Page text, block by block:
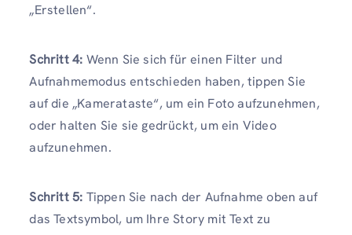
„Erstellen“.
Schritt 4: Wenn Sie sich für einen Filter und
Aufnahmemodus entschieden haben, tippen Sie
auf die „Kamerataste“, um ein Foto aufzunehmen,
oder halten Sie sie gedrückt, um ein Video
aufzunehmen.
Schritt 5: Tippen Sie nach der Aufnahme oben auf
das Textsymbol, um Ihre Story mit Text zu